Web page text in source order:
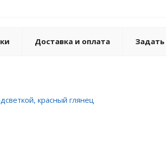
Доставка и оплата
красный глянец